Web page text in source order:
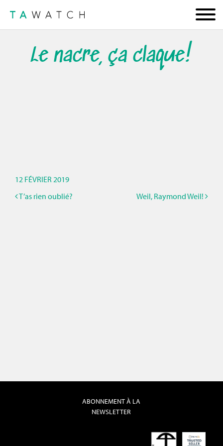
Le nacre, ça claque!
12 FÉVRIER 2019
T’as rien oublié?
Weil, Raymond Weil!
ABONNEMENT À LA
NEWSLETTER